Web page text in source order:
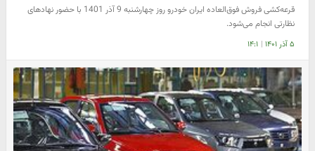
قرعه‌کشی فروش فوق‌العاده ایران خودرو روز چهارشنبه 9 آذر 1401 با حضور نهادهای
نظارتی انجام می‌شود.
۵ آذر ۱۴۰۱ | ۱۴:۱